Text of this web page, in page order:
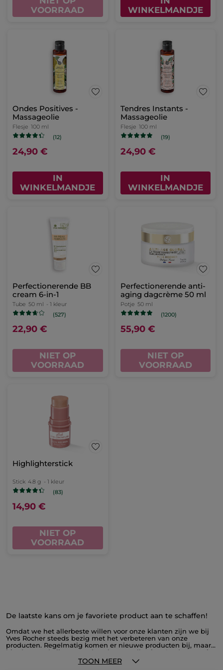
VOORRAAD
WINKELMANDJE
Ondes Positives -
Massageolie
Flesje 100 ml
(12)
24,90 €
IN
WINKELMANDJE
Tendres Instants -
Massageolie
Flesje 100 ml
(19)
24,90 €
IN
WINKELMANDJE
Perfectionerende BB
cream 6-in-1
Tube 50 ml - 1 kleur
(527)
22,90 €
NIET OP
VOORRAAD
Perfectionerende anti-
aging dagcrème 50 ml
Potje 50 ml
(1200)
55,90 €
NIET OP
VOORRAAD
Highlighterstick
Stick 4.8 g - 1 kleur
(83)
14,90 €
NIET OP
VOORRAAD
De laatste kans om je favoriete product aan te schaffen!
Omdat we het allerbeste willen voor onze klanten zijn we bij
Yves Rocher steeds bezig met het verbeteren van onze
producten. Regelmatig komen er nieuwe producten bij, maar
hierdoor verdwijnen er ook wel eens collecties. Op deze pagina
vind je alle producten die uit het assortiment verdwijnen, voor
ongezien lage prijzen. Profiteer nu van onze outlet en schaf
TOON MEER